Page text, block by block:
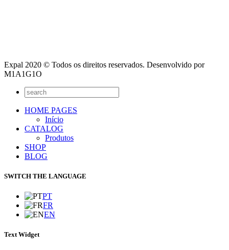
Expal 2020 © Todos os direitos reservados. Desenvolvido por
M1A1G1O
HOME PAGES
Início
CATALOG
Produtos
SHOP
BLOG
SWITCH THE LANGUAGE
PT
FR
EN
Text Widget